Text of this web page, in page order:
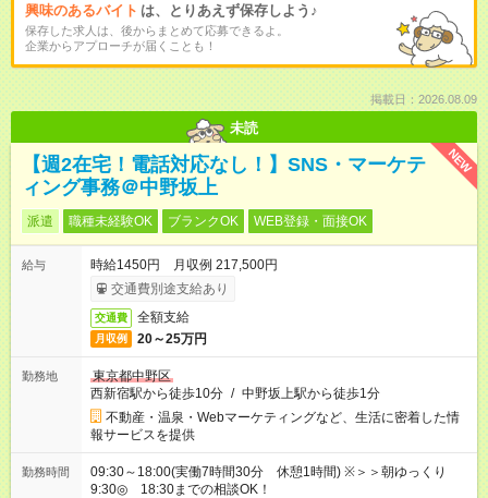
興味のあるバイト は、とりあえず保存しよう♪
保存した求人は、後からまとめて応募できるよ。
企業からアプローチが届くことも！
掲載日：2026.08.09
未読
NEW
【週2在宅！電話対応なし！】SNS・マーケテ
ィング事務＠中野坂上
派遣 職種未経験OK ブランクOK WEB登録・面接OK
給与
時給1450円 月収例 217,500円
交通費別途支給あり
交通費 全額支給
月収例 20～25万円
勤務地
東京都中野区
西新宿駅から徒歩10分 / 中野坂上駅から徒歩1分
不動産・温泉・Webマーケティングなど、生活に密着した情
報サービスを提供
勤務時間
09:30～18:00(実働7時間30分 休憩1時間) ※＞＞朝ゆっくり
9:30◎ 18:30までの相談OK！